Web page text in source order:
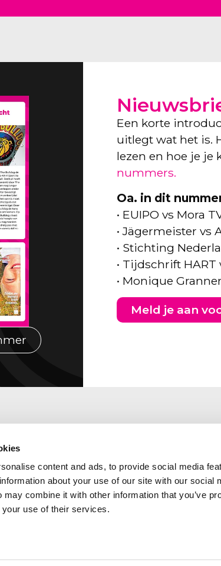
content and ads, to provide social media
about your use of our site with our social
combine it with other information that you’ve
use of their services.
Een korte
uitlegt wat het is.
lezen en hoe je je
nummers.
Oa. in dit
• EUIPO vs Mora
• Jägermeister vs
• Stichting
• Tijdschrift
• Monique
Meld je aan